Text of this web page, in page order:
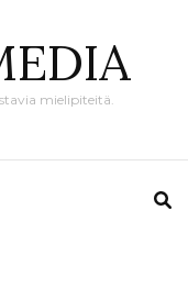
mielipiteitä.